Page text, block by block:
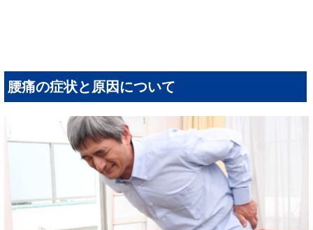
腰痛の症状と原因について